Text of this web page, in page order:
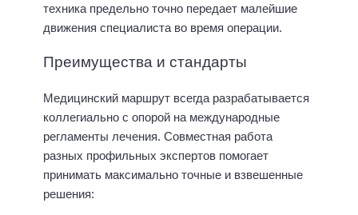
техника предельно точно передает малейшие
движения специалиста во время операции.
Преимущества и стандарты
Медицинский маршрут всегда разрабатывается
коллегиально с опорой на международные
регламенты лечения. Совместная работа
разных профильных экспертов помогает
принимать максимально точные и взвешенные
решения: